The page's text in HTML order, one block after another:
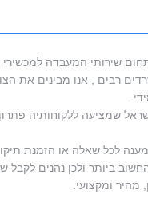
בעלת וותק וניסיון של 10 שנים בתחום שירותי
רבים , אנו מבינים את
שמציעה ללקוחותיה
לכל שאלה או הזמנת
ביותר ולכן נהנים לקבל
מהיר ומקצועי.